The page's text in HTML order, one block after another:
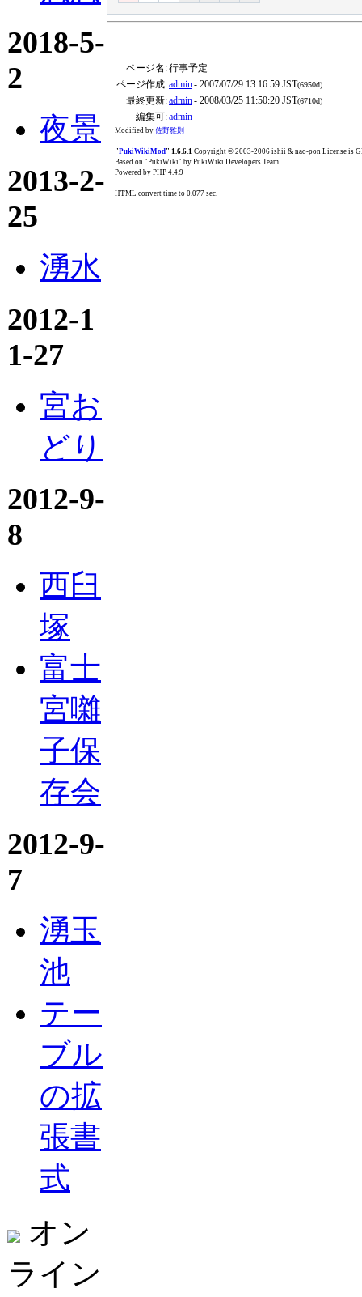
2018-5-
2
夜景
2013-2-
25
湧水
2012-1
1-27
宮お
どり
2012-9-
8
西臼
塚
富士
宮囃
子保
存会
2012-9-
7
湧玉
池
テー
ブル
の拡
張書
式
オン
ライン
ページ名:行事予定
ページ作成:admin- 2007/07/29 13:16:59 JST(6950d)
最終更新:admin- 2008/03/25 11:50:20 JST(6710d)
編集可:admin
Modified by 佐野雅則
"PukiWikiMod" 1.6.6.1 Copyright © 2003-2006 ishii & nao-pon License is
Based on "PukiWiki" by PukiWiki Developers Team
Powered by PHP 4.4.9
HTML convert time to 0.077 sec.